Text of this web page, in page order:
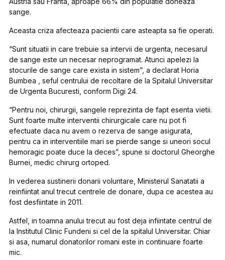
sange.
Aceasta criza afecteaza pacientii care asteapta sa fie operati.
“Sunt situatii in care trebuie sa intervii de urgenta, necesarul
de sange este un necesar neprogramat. Atunci apelezi la
stocurile de sange care exista in sistem”, a declarat Horia
Bumbea , seful centrului de recoltare de la Spitalul Universitar
de Urgenta Bucuresti, conform Digi 24.
“Pentru noi, chirurgii, sangele reprezinta de fapt esenta vietii.
Sunt foarte multe interventii chirurgicale care nu pot fi
efectuate daca nu avem o rezerva de sange asigurata,
pentru ca in interventiile mari se pierde sange si uneori socul
hemoragic poate duce la deces”, spune si doctorul Gheorghe
Burnei, medic chirurg ortoped.
In vederea sustinerii donarii voluntare, Ministerul Sanatatii a
reinfiintat anul trecut centrele de donare, dupa ce acestea au
fost desfiintate in 2011.
Astfel, in toamna anului trecut au fost deja infiintate centrul de
la Institutul Clinic Fundeni si cel de la spitalul Universitar. Chiar
si asa, numarul donatorilor romani este in continuare foarte
mic.